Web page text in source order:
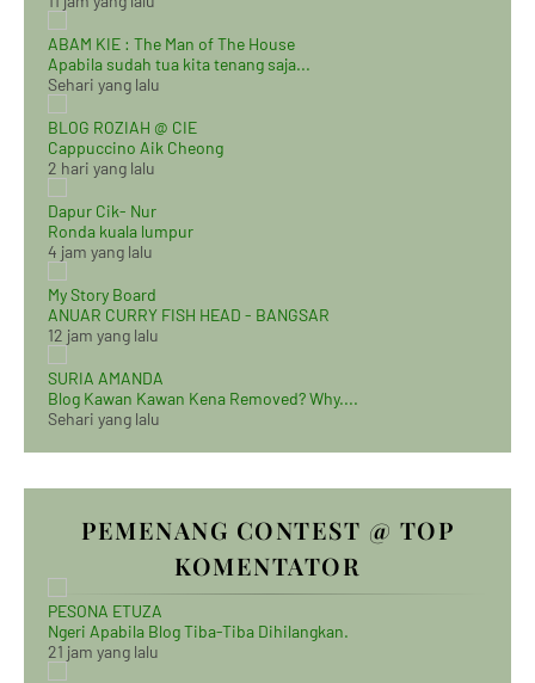
ABAM KIE : The Man of The House
Apabila sudah tua kita tenang saja...
Sehari yang lalu
BLOG ROZIAH @ CIE
Cappuccino Aik Cheong
2 hari yang lalu
Dapur Cik- Nur
Ronda kuala lumpur
4 jam yang lalu
My Story Board
ANUAR CURRY FISH HEAD - BANGSAR
12 jam yang lalu
SURIA AMANDA
Blog Kawan Kawan Kena Removed? Why....
Sehari yang lalu
PEMENANG CONTEST @ TOP
KOMENTATOR
PESONA ETUZA
Ngeri Apabila Blog Tiba-Tiba Dihilangkan.
21 jam yang lalu